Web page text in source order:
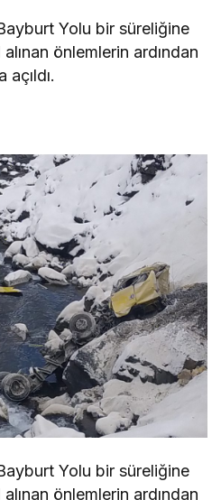
Yolu bir süreliğine
önlemlerin ardından
Yolu bir süreliğine
önlemlerin ardından